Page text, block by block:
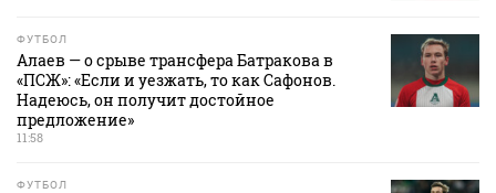
ФУТБОЛ
Алаев — о срыве трансфера Батракова в
«ПСЖ»: «Если и уезжать, то как Сафонов.
Надеюсь, он получит достойное
предложение»
11:58
ФУТБОЛ